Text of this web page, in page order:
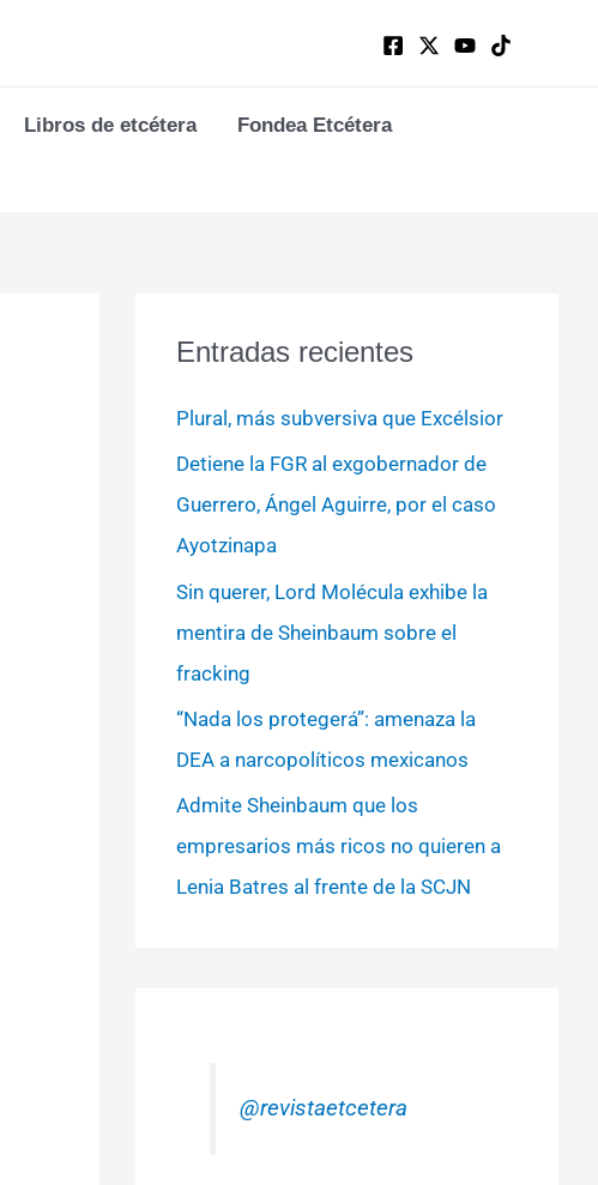
Libros de etcétera Fondea Etcétera
Entradas recientes
Plural, más subversiva que Excélsior
Detiene la FGR al exgobernador de
Guerrero, Ángel Aguirre, por el caso
Ayotzinapa
Sin querer, Lord Molécula exhibe la
mentira de Sheinbaum sobre el
fracking
“Nada los protegerá”: amenaza la
DEA a narcopolíticos mexicanos
Admite Sheinbaum que los
empresarios más ricos no quieren a
Lenia Batres al frente de la SCJN
@revistaetcetera